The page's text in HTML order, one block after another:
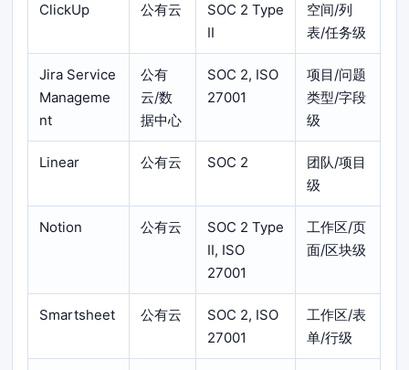
ClickUp 公有云
SOC 2 Type
II
空间/列
表/任务级
Jira Service
Manageme
nt
公有
云/数
据中心
SOC 2, ISO
27001
项目/问题
类型/字段
级
Linear 公有云 SOC 2
团队/项目
级
Notion 公有云
SOC 2 Type
II, ISO
27001
工作区/页
面/区块级
Smartsheet 公有云
SOC 2, ISO
27001
工作区/表
单/行级